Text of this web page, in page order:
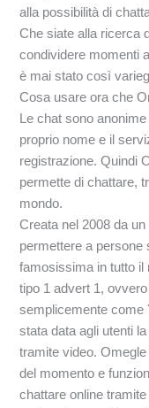
alla possibilità di
Che siate alla ricerca
condividere momenti
è mai stato così
Cosa usare ora che
Le chat sono
proprio nome e il
registrazione. Quindi
permette di chattare,
mondo.
Creata nel 2008 da
permettere a persone
famosissima in tutto il
tipo 1 advert 1,
semplicemente come
stata data agli utenti
tramite video.
del momento e
chattare online tramite